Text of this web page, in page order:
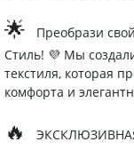
🌟
Преобрази
Стиль! 💜 Мы
текстиля, которая
комфорта и
🔥